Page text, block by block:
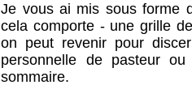
Je vous ai mis sous forme
cela comporte - une grille
on peut revenir pour
personnelle de pasteur
sommaire.